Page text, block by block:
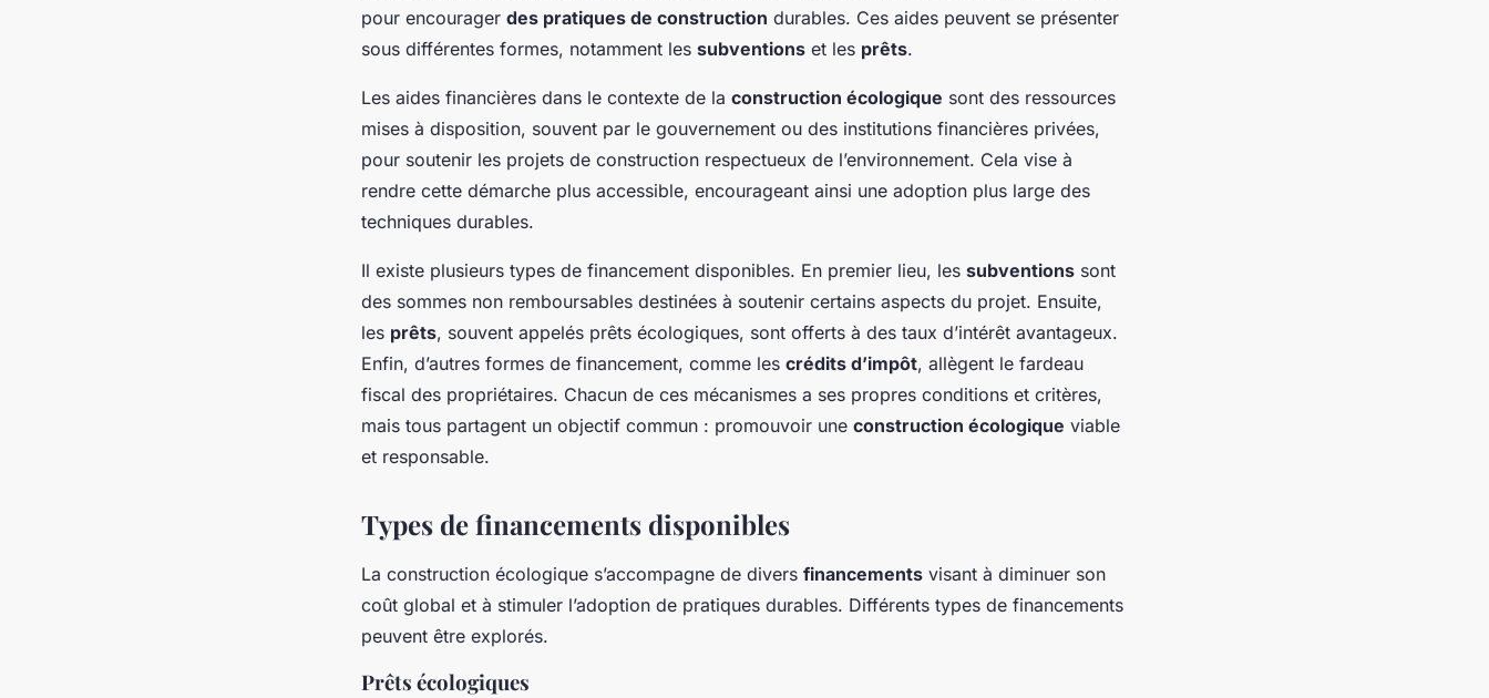
pour encourager des pratiques de construction durables. Ces aides peuvent se présenter
sous différentes formes, notamment les subventions et les prêts.
Les aides financières dans le contexte de la construction écologique sont des ressources
mises à disposition, souvent par le gouvernement ou des institutions financières privées,
pour soutenir les projets de construction respectueux de l’environnement. Cela vise à
rendre cette démarche plus accessible, encourageant ainsi une adoption plus large des
techniques durables.
Il existe plusieurs types de financement disponibles. En premier lieu, les subventions sont
des sommes non remboursables destinées à soutenir certains aspects du projet. Ensuite,
les prêts, souvent appelés prêts écologiques, sont offerts à des taux d’intérêt avantageux.
Enfin, d’autres formes de financement, comme les crédits d’impôt, allègent le fardeau
fiscal des propriétaires. Chacun de ces mécanismes a ses propres conditions et critères,
mais tous partagent un objectif commun : promouvoir une construction écologique viable
et responsable.
Types de financements disponibles
La construction écologique s’accompagne de divers financements visant à diminuer son
coût global et à stimuler l’adoption de pratiques durables. Différents types de financements
peuvent être explorés.
Prêts écologiques